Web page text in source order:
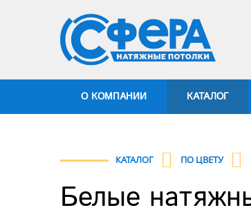
О КОМПАНИИ КАТАЛОГ
КАТАЛОГ ПО ЦВЕТУ
Белые